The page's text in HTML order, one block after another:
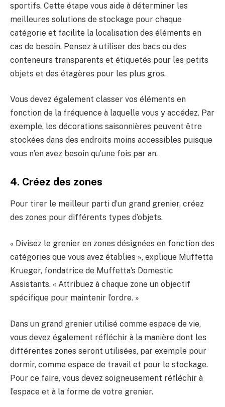
sportifs. Cette étape vous aide à déterminer les
meilleures solutions de stockage pour chaque
catégorie et facilite la localisation des éléments en
cas de besoin. Pensez à utiliser des bacs ou des
conteneurs transparents et étiquetés pour les petits
objets et des étagères pour les plus gros.
Vous devez également classer vos éléments en
fonction de la fréquence à laquelle vous y accédez. Par
exemple, les décorations saisonnières peuvent être
stockées dans des endroits moins accessibles puisque
vous n’en avez besoin qu’une fois par an.
4. Créez des zones
Pour tirer le meilleur parti d’un grand grenier, créez
des zones pour différents types d’objets.
« Divisez le grenier en zones désignées en fonction des
catégories que vous avez établies », explique Muffetta
Krueger, fondatrice de Muffetta’s Domestic
Assistants. « Attribuez à chaque zone un objectif
spécifique pour maintenir l’ordre. »
Dans un grand grenier utilisé comme espace de vie,
vous devez également réfléchir à la manière dont les
différentes zones seront utilisées, par exemple pour
dormir, comme espace de travail et pour le stockage.
Pour ce faire, vous devez soigneusement réfléchir à
l’espace et à la forme de votre grenier.